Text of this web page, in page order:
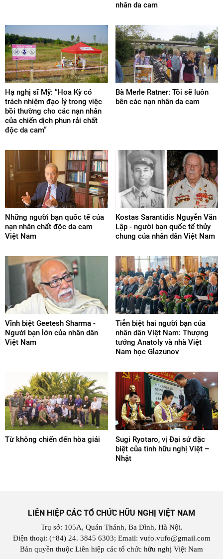
nhân da cam
Hạ nghị sĩ Mỹ: “Hoa Kỳ có
trách nhiệm đạo lý trong việc
bồi thường cho các nạn nhân
của chiến dịch phun rải chất
độc da cam”
Bà Merle Ratner: Tôi sẽ luôn
bên các nạn nhân da cam
Những người bạn quốc tế của
nạn nhân chất độc da cam
Việt Nam
Kostas Sarantidis Nguyễn Văn
Lập - người bạn quốc tế thủy
chung của nhân dân Việt Nam
Vĩnh biệt Geetesh Sharma -
Người bạn lớn của nhân dân
Việt Nam
Tiễn biệt hai người bạn của
nhân dân Việt Nam: Thượng
tướng Anatoly và nhà Việt
Nam học Glazunov
Từ không chiến đến hòa giải
Sugi Ryotaro, vị Đại sứ đặc
biệt của tình hữu nghị Việt –
Nhật
LIÊN HIỆP CÁC TỔ CHỨC HỮU NGHỊ VIỆT NAM
Trụ sở: 105A, Quán Thánh, Ba Đình, Hà Nội.
Điện thoại: (+84) 24. 3845 6303; Email: vufo.vufo@gmail.com
Bản quyền thuộc Liên hiệp các tổ chức hữu nghị Việt Nam